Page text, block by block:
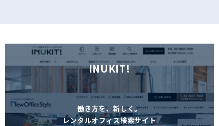
INUKIT!
働き方を、新しく。
レンタルオフィス検索サイト